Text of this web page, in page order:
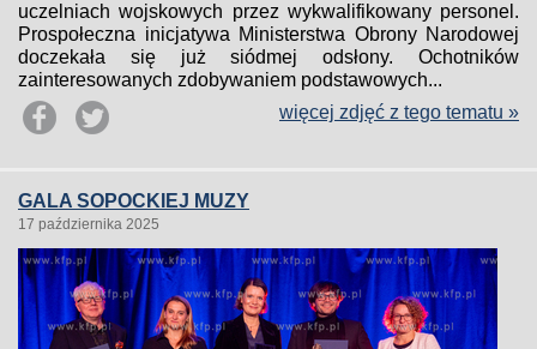
uczelniach wojskowych przez wykwalifikowany personel.
Prospołeczna inicjatywa Ministerstwa Obrony Narodowej
doczekała się już siódmej odsłony. Ochotników
zainteresowanych zdobywaniem podstawowych...
więcej zdjęć z tego tematu »
GALA SOPOCKIEJ MUZY
17 października 2025